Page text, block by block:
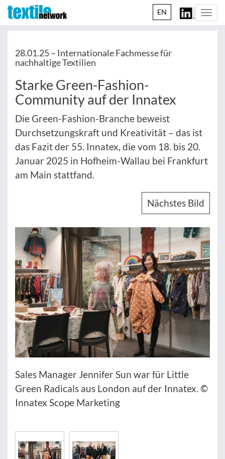
EN
28.01.25 – Internationale Fachmesse für
nachhaltige Textilien
Starke Green-Fashion-
Community auf der Innatex
Die Green-Fashion-Branche beweist
Durchsetzungskraft und Kreativität – das ist
das Fazit der 55. Innatex, die vom 18. bis 20.
Januar 2025 in Hofheim-Wallau bei Frankfurt
am Main stattfand.
Nächstes Bild
Sales Manager Jennifer Sun war für Little
Green Radicals aus London auf der Innatex. ©
Innatex Scope Marketing